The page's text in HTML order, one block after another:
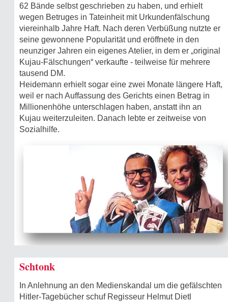
62 Bände selbst geschrieben zu haben, und erhielt
wegen Betruges in Tateinheit mit Urkundenfälschung
viereinhalb Jahre Haft. Nach deren Verbüßung nutzte er
seine gewonnene Popularität und eröffnete in den
neunziger Jahren ein eigenes Atelier, in dem er „original
Kujau-Fälschungen“ verkaufte - teilweise für mehrere
tausend DM.
Heidemann erhielt sogar eine zwei Monate längere Haft,
weil er nach Auffassung des Gerichts einen Betrag in
Millionenhöhe unterschlagen haben, anstatt ihn an
Kujau weiterzuleiten. Danach lebte er zeitweise von
Sozialhilfe.
Schtonk
In Anlehnung an den Medienskandal um die gefälschten
Hitler-Tagebücher schuf Regisseur Helmut Dietl